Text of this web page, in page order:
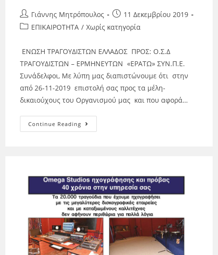
Γιάννης Μητρόπουλος
11 Δεκεμβρίου 2019
ΕΠΙΚΑΙΡΟΤΗΤΑ / Χωρίς κατηγορία
ΕΝΩΣΗ ΤΡΑΓΟΥΔΙΣΤΩΝ ΕΛΛΑΔΟΣ ΠΡΟΣ: Ο.Σ.Δ
ΤΡΑΓΟΥΔΙΣΤΩΝ – ΕΡΜΗΝΕΥΤΩΝ «ΕΡΑΤΩ» ΣΥΝ.Π.Ε.
Συνάδελφοι, Με λύπη μας διαπιστώνουμε ότι στην
από 26-11-2019 επιστολή σας προς τα μέλη-
δικαιούχους του Οργανισμού μας και που αφορά…
Continue Reading